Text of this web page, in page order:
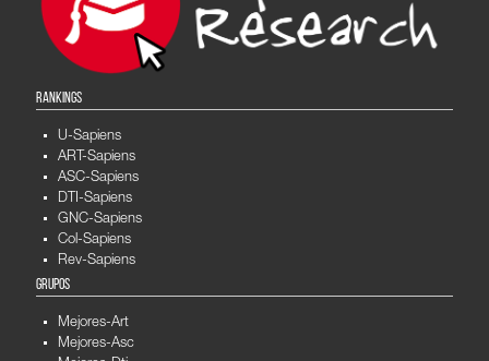
RANKINGS
U-Sapiens
ART-Sapiens
ASC-Sapiens
DTI-Sapiens
GNC-Sapiens
Col-Sapiens
Rev-Sapiens
GRUPOS
Mejores-Art
Mejores-Asc